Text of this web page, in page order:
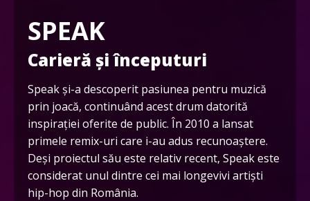
SPEAK
Carieră și începuturi
Speak și-a descoperit pasiunea pentru muzică
prin joacă, continuând acest drum datorită
inspirației oferite de public. În 2010 a lansat
primele remix-uri care i-au adus recunoaștere.
Deși proiectul său este relativ recent, Speak este
considerat unul dintre cei mai longevivi artiști
hip-hop din România.